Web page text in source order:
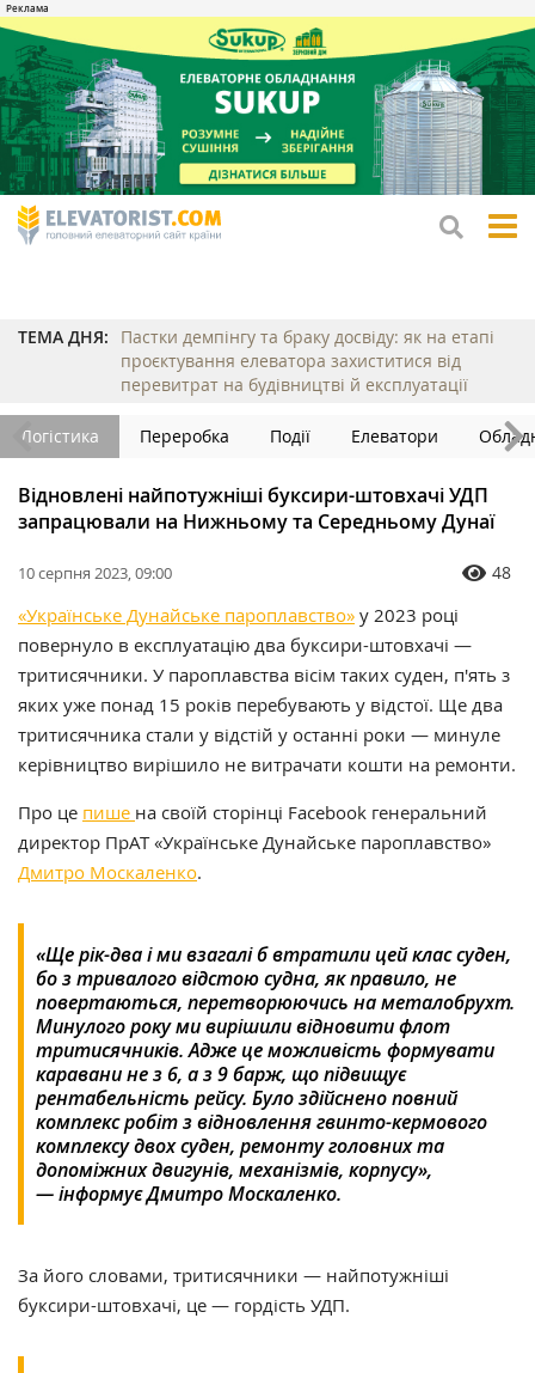
ТЕМА ДНЯ:
Пастки демпінгу та браку досвіду: як на етапі
проєктування елеватора захиститися від
перевитрат на будівництві й експлуатації
Логістика Переробка Події Елеватори
Відновлені найпотужніші буксири-штовхачі УДП
запрацювали на Нижньому та Середньому Дунаї
10 серпня 2023, 09:00 48
«Українське Дунайське пароплавство» у 2023 році
повернуло в експлуатацію два буксири-штовхачі —
тритисячники. У пароплавства вісім таких суден, п'ять з
яких уже понад 15 років перебувають у відстої. Ще два
тритисячника стали у відстій у останні роки — минуле
керівництво вирішило не витрачати кошти на ремонти.
Про це пише на своїй сторінці Facebook генеральний
директор ПрАТ «Українське Дунайське пароплавство»
Дмитро Москаленко.
«Ще рік-два і ми взагалі б втратили цей клас суден,
бо з тривалого відстою судна, як правило, не
повертаються, перетворюючись на металобрухт.
Минулого року ми вирішили відновити флот
тритисячників. Адже це можливість формувати
каравани не з 6, а з 9 барж, що підвищує
рентабельність рейсу. Було здійснено повний
комплекс робіт з відновлення гвинто-кермового
комплексу двох суден, ремонту головних та
допоміжних двигунів, механізмів, корпусу»,
— інформує Дмитро Москаленко.
За його словами, тритисячники — найпотужніші
буксири-штовхачі, це — гордість УДП.